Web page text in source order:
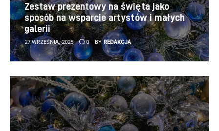
Zestaw prezentowy na święta jako
sposób na wsparcie artystów i małych
galerii
27 WRZEŚNIA, 2025 0 BY REDAKCJA